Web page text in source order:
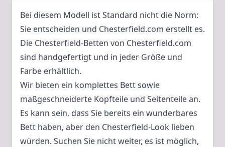
Bei diesem Modell ist Standard nicht die Norm:
Sie entscheiden und Chesterfield.com erstellt es.
Die Chesterfield-Betten von Chesterfield.com
sind handgefertigt und in jeder Größe und
Farbe erhältlich.
Wir bieten ein komplettes Bett sowie
maßgeschneiderte Kopfteile und Seitenteile an.
Es kann sein, dass Sie bereits ein wunderbares
Bett haben, aber den Chesterfield-Look lieben
würden. Suchen Sie nicht weiter, es ist möglich,